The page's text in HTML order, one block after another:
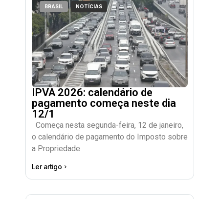
BRASIL NOTÍCIAS
IPVA 2026: calendário de
pagamento começa neste dia
12/1
Começa nesta segunda-feira, 12 de janeiro,
o calendário de pagamento do Imposto sobre
a Propriedade
Ler artigo